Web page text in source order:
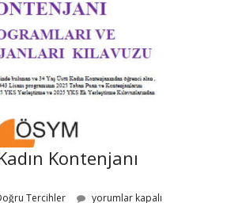
Kontenjanı
Tercihler yorumlar kapalı